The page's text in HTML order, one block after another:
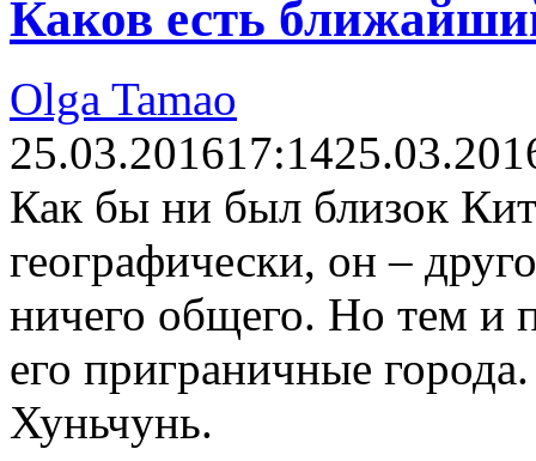
Каков есть
Olga Tamao
25.03.201617:14
Как бы ни был близок
географически, он –
ничего общего. Но тем и
его приграничные
Хуньчунь.